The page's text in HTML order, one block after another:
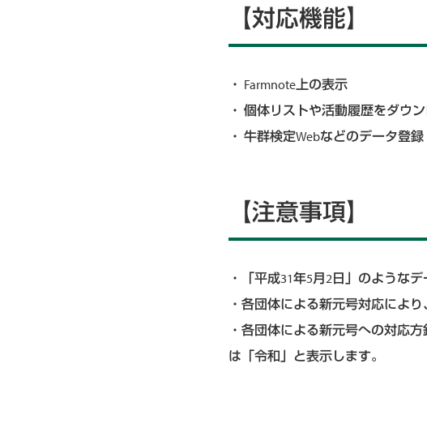
【対応機能】
・ Farmnote上の表示
・ 個体リストや活動履歴をダウ
・ 牛群検定Webなどのデータ登録
【注意事項】
・「平成31年5月2日」のような
・各団体による新元号対応によ
・各団体による新元号への対応
は「令和」と表示します。